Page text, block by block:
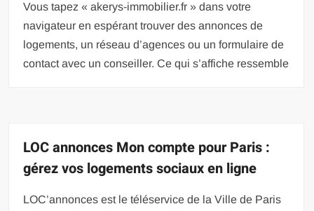
Vous tapez « akerys-immobilier.fr » dans votre
navigateur en espérant trouver des annonces de
logements, un réseau d’agences ou un formulaire de
contact avec un conseiller. Ce qui s’affiche ressemble
LOC annonces Mon compte pour Paris :
gérez vos logements sociaux en ligne
LOC’annonces est le téléservice de la Ville de Paris